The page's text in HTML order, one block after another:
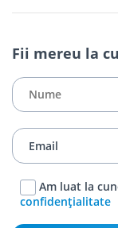
Fii mereu la
Am luat la
confidențialitate